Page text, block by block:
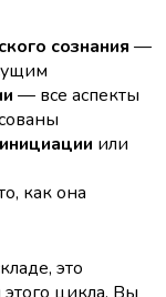
сознания —
— все аспекты
или
как она
это